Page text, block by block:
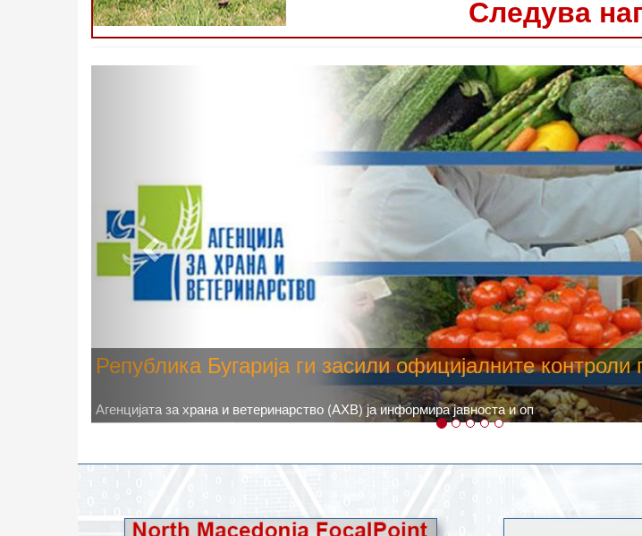
Следува
Високите температури ризик од труење со храна,
животните
Новото најавено зголемување на дневните температури, кое според метеоролозите во
степени, ги зголемува ризиците од појава на труење со храна.